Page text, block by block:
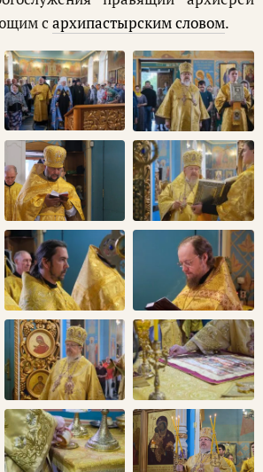
с архипастырским словом.